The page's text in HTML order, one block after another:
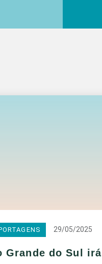
29/05/2025
Grande do Sul irá